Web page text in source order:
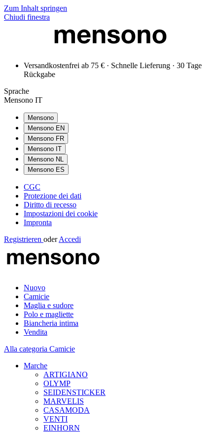
Zum Inhalt springen
Chiudi finestra
Versandkostenfrei ab 75 € · Schnelle Lieferung · 30 Tage
Rückgabe
Sprache
Mensono IT
Mensono
Mensono EN
Mensono FR
Mensono IT
Mensono NL
Mensono ES
CGC
Protezione dei dati
Diritto di recesso
Impostazioni dei cookie
Impronta
Registrieren oder Accedi
Nuovo
Camicie
Maglia e sudore
Polo e magliette
Biancheria intima
Vendita
Alla categoria Camicie
Marche
ARTIGIANO
OLYMP
SEIDENSTICKER
MARVELIS
CASAMODA
VENTI
EINHORN